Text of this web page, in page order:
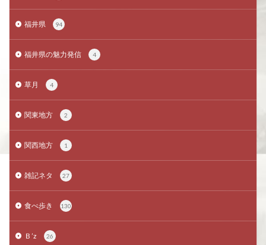
福井県 94
福井県の魅力発信 4
草月 4
関東地方 2
関西地方 1
雑記ネタ 27
食べ歩き 130
Ｂ’z 26